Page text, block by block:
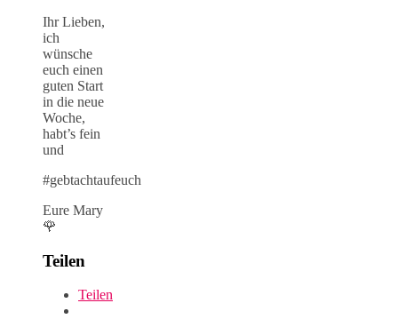
Ihr Lieben,
ich
wünsche
euch einen
guten Start
in die neue
Woche,
habt’s fein
und
#gebtachtaufeuch
Eure Mary
🌹
Teilen
Teilen